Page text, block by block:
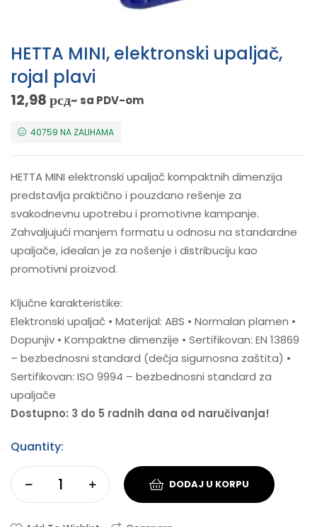
HETTA MINI, elektronski upaljač,
rojal plavi
12,98рсд~ sa PDV-om
40759 NA ZALIHAMA
HETTA MINI elektronski upaljač kompaktnih dimenzija
predstavlja praktično i pouzdano rešenje za
svakodnevnu upotrebu i promotivne kampanje.
Zahvaljujući manjem formatu u odnosu na standardne
upaljače, idealan je za nošenje i distribuciju kao
promotivni proizvod.
Ključne karakteristike:
Elektronski upaljač • Materijal: ABS • Normalan plamen •
Dopunjiv • Kompaktne dimenzije • Sertifikovan: EN 13869
– bezbednosni standard (dečja sigurnosna zaštita) •
Sertifikovan: ISO 9994 – bezbednosni standard za
upaljače
Dostupno: 3 do 5 radnih dana od naručivanja!
Quantity:
DODAJ U KORPU